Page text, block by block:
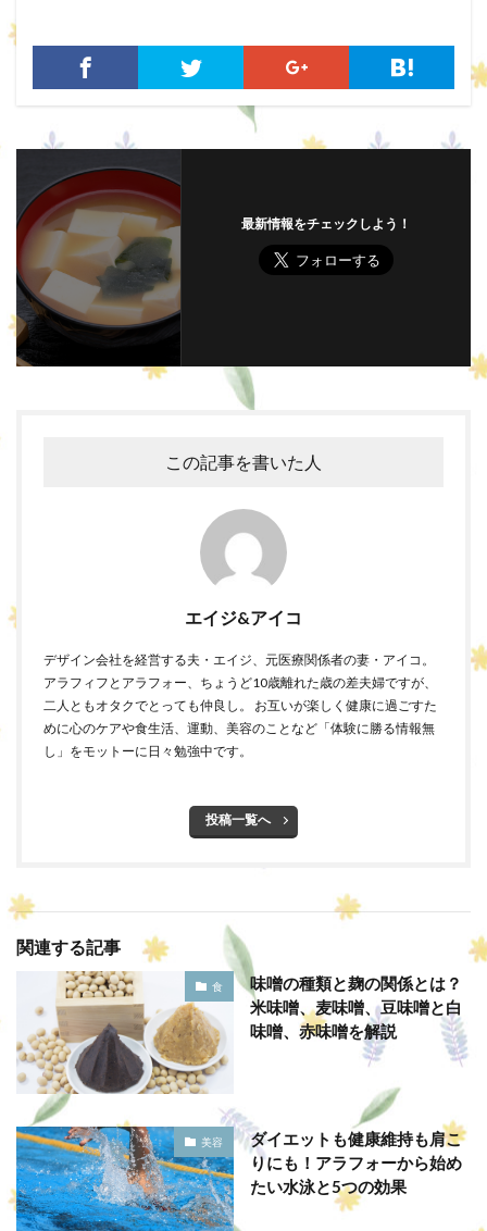
最新情報をチェックしよう！
この記事を書いた人
エイジ&アイコ
デザイン会社を経営する夫・エイジ、元医療関係者の妻・アイコ。
アラフィフとアラフォー、ちょうど10歳離れた歳の差夫婦ですが、
二人ともオタクでとっても仲良し。 お互いが楽しく健康に過ごすた
めに心のケアや食生活、運動、美容のことなど「体験に勝る情報無
し」をモットーに日々勉強中です。
投稿一覧へ
関連する記事
食
味噌の種類と麹の関係とは？
米味噌、麦味噌、豆味噌と白
味噌、赤味噌を解説
美容
ダイエットも健康維持も肩こ
りにも！アラフォーから始め
たい水泳と5つの効果